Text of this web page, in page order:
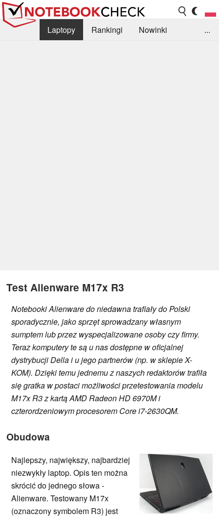
Laptopy Rankingi
Nowinki
...
Test Alienware M17x R3
Notebooki Alienware do niedawna trafiały do Polski
sporadycznie, jako sprzęt sprowadzany własnym
sumptem lub przez wyspecjalizowane osoby czy firmy.
Teraz komputery te są u nas dostępne w oficjalnej
dystrybucji Della i u jego partnerów (np. w sklepie X-
KOM). Dzięki temu jednemu z naszych redaktorów trafiła
się gratka w postaci możliwości przetestowania modelu
M17x R3 z kartą AMD Radeon HD 6970M i
czterordzeniowym procesorem Core i7-2630QM.
Obudowa
Najlepszy, największy, najbardziej
niezwykły laptop. Opis ten można
skrócić do jednego słowa -
Alienware. Testowany M17x
(oznaczony symbolem R3) jest